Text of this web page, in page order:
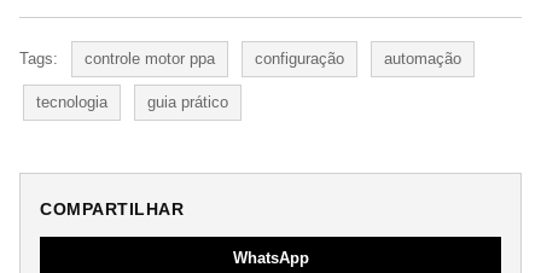
Tags: controle motor ppa configuração automação
tecnologia guia prático
COMPARTILHAR
WhatsApp